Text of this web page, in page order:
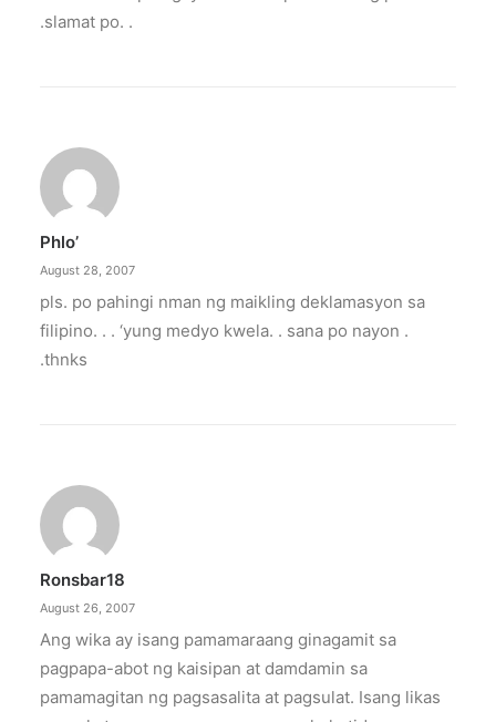
.slamat po. .
Phlo’
August 28, 2007
pls. po pahingi nman ng maikling deklamasyon sa
filipino. . . ‘yung medyo kwela. . sana po nayon .
.thnks
Ronsbar18
August 26, 2007
Ang wika ay isang pamamaraang ginagamit sa
pagpapa-abot ng kaisipan at damdamin sa
pamamagitan ng pagsasalita at pagsulat. Isang likas